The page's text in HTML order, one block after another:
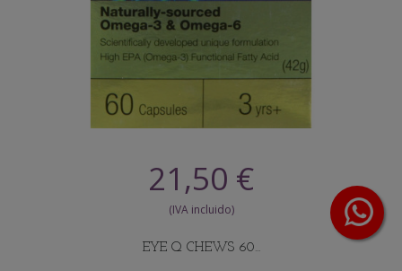
21,50 €
EYE Q CHEWS 60...